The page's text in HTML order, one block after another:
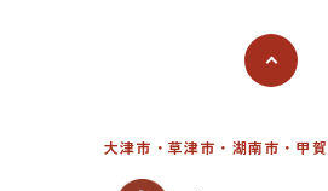
大津市・草津市・湖南市・甲